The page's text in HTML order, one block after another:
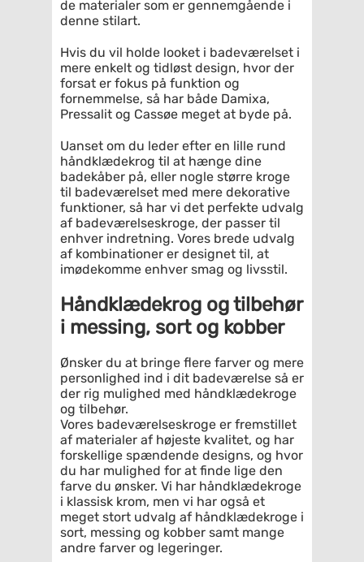
de materialer som er gennemgående i
denne stilart.
Hvis du vil holde looket i badeværelset i
mere enkelt og tidløst design, hvor der
forsat er fokus på funktion og
fornemmelse, så har både Damixa,
Pressalit og Cassøe meget at byde på.
Uanset om du leder efter en lille rund
håndklædekrog til at hænge dine
badekåber på, eller nogle større kroge
til badeværelset med mere dekorative
funktioner, så har vi det perfekte udvalg
af badeværelseskroge, der passer til
enhver indretning. Vores brede udvalg
af kombinationer er designet til, at
imødekomme enhver smag og livsstil.
Håndklædekrog og tilbehør
i messing, sort og kobber
Ønsker du at bringe flere farver og mere
personlighed ind i dit badeværelse så er
der rig mulighed med håndklædekroge
og tilbehør.
Vores badeværelseskroge er fremstillet
af materialer af højeste kvalitet, og har
forskellige spændende designs, og hvor
du har mulighed for at finde lige den
farve du ønsker. Vi har håndklædekroge
i klassisk krom, men vi har også et
meget stort udvalg af håndklædekroge i
sort, messing og kobber samt mange
andre farver og legeringer.